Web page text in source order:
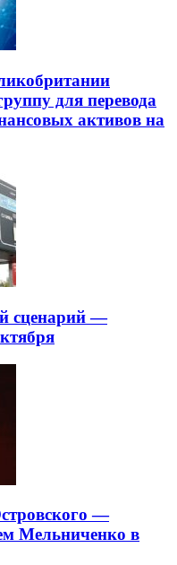
для перевода
активов на
сценарий —
—
Мельниченко в